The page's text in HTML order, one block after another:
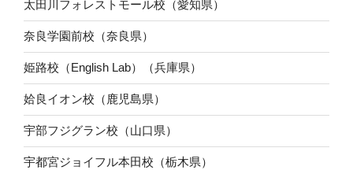
太田川フォレストモール校（愛知県）
奈良学園前校（奈良県）
姫路校（English Lab）（兵庫県）
姶良イオン校（鹿児島県）
宇部フジグラン校（山口県）
宇都宮ジョイフル本田校（栃木県）